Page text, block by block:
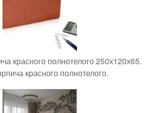
красного полнотелого 250х120х65.
красного полнотелого.